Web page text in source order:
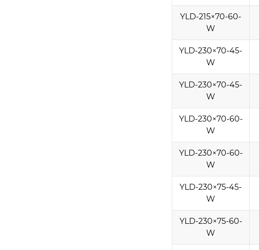
YLD-215×70-60-
W
YLD-230×70-45-
W
YLD-230×70-45-
W
YLD-230×70-60-
W
YLD-230×70-60-
W
YLD-230×75-45-
W
YLD-230×75-60-
W